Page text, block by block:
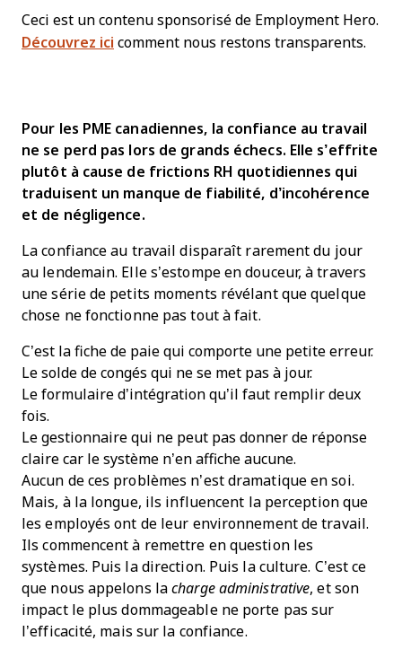
Ceci est un contenu sponsorisé de Employment Hero.
Découvrez ici comment nous restons transparents.
Pour les PME canadiennes, la confiance au travail
ne se perd pas lors de grands échecs. Elle s’effrite
plutôt à cause de frictions RH quotidiennes qui
traduisent un manque de fiabilité, d’incohérence
et de négligence.
La confiance au travail disparaît rarement du jour
au lendemain. Elle s’estompe en douceur, à travers
une série de petits moments révélant que quelque
chose ne fonctionne pas tout à fait.
C’est la fiche de paie qui comporte une petite erreur.
Le solde de congés qui ne se met pas à jour.
Le formulaire d’intégration qu’il faut remplir deux
fois.
Le gestionnaire qui ne peut pas donner de réponse
claire car le système n’en affiche aucune.
Aucun de ces problèmes n’est dramatique en soi.
Mais, à la longue, ils influencent la perception que
les employés ont de leur environnement de travail.
Ils commencent à remettre en question les
systèmes. Puis la direction. Puis la culture. C’est ce
que nous appelons lacharge administrative, et son
impact le plus dommageable ne porte pas sur
l’efficacité, mais sur la confiance.